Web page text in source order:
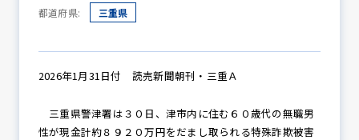
防犯パトロール
防犯セミナー
都道府県: 三重県
2026年1月31日付 読売新聞朝刊・三重Ａ
三重県警津署は３０日、津市内に住む６０歳代の無職男
性が現金計約８９２０万円をだまし取られる特殊詐欺被害